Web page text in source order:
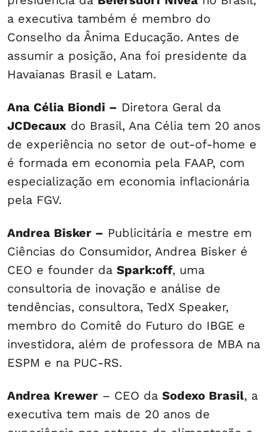
a executiva também é membro do
Conselho da Ânima Educação. Antes de
assumir a posição, Ana foi presidente da
Havaianas Brasil e Latam.
Ana Célia Biondi – Diretora Geral da
JCDecaux do Brasil, Ana Célia tem 20 anos
de experiência no setor de out-of-home e
é formada em economia pela FAAP, com
especialização em economia inflacionária
pela FGV.
Andrea Bisker – Publicitária e mestre em
Ciências do Consumidor, Andrea Bisker é
CEO e founder da Spark:off, uma
consultoria de inovação e análise de
tendências, consultora, TedX Speaker,
membro do Comitê do Futuro do IBGE e
investidora, além de professora de MBA na
ESPM e na PUC-RS.
Andrea Krewer – CEO da Sodexo Brasil, a
executiva tem mais de 20 anos de